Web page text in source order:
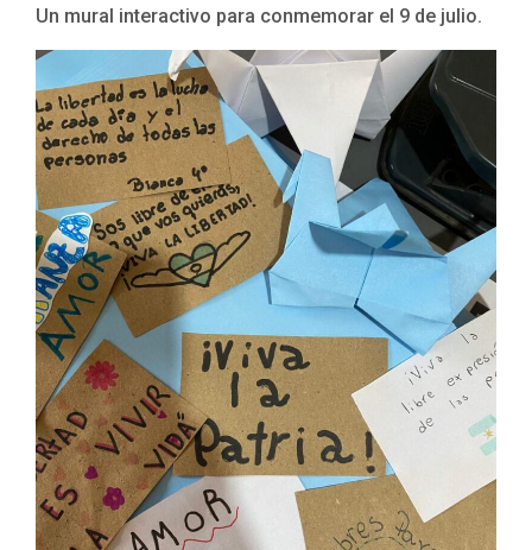
Un mural interactivo para conmemorar el 9 de julio.